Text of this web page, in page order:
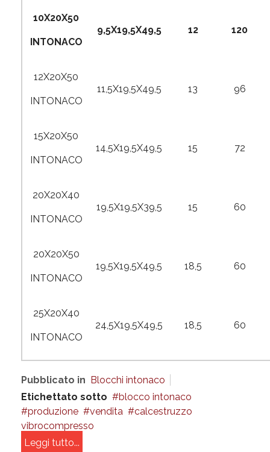
10X20X50
INTONACO
9,5X19,5X49,5 12 120
12X20X50
INTONACO
11,5X19,5X49,5 13 96
15X20X50
INTONACO
14,5X19,5X49,5 15 72
20X20X40
INTONACO
19,5X19,5X39,5 15 60
20X20X50
INTONACO
19,5X19,5X49,5 18,5 60
25X20X40
INTONACO
24,5X19,5X49,5 18,5 60
Pubblicato in Blocchi intonaco
Etichettato sotto
blocco intonaco
produzione
vendita
calcestruzzo
vibrocompresso
Leggi tutto...